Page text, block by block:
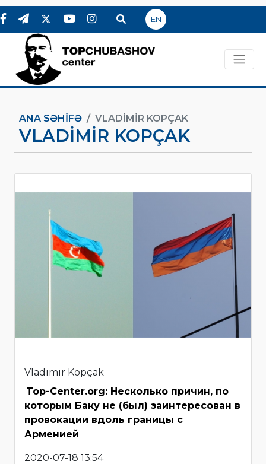
EN
ANA SƏHIFƏ VLADIMIR KOPÇAK
VLADIMIR KOPÇAK
Vladimir Kopçak
Top-Center.org: Несколько причин, по
которым Баку не (был) заинтересован в
провокации вдоль границы с
Арменией
2020-07-18 13:54